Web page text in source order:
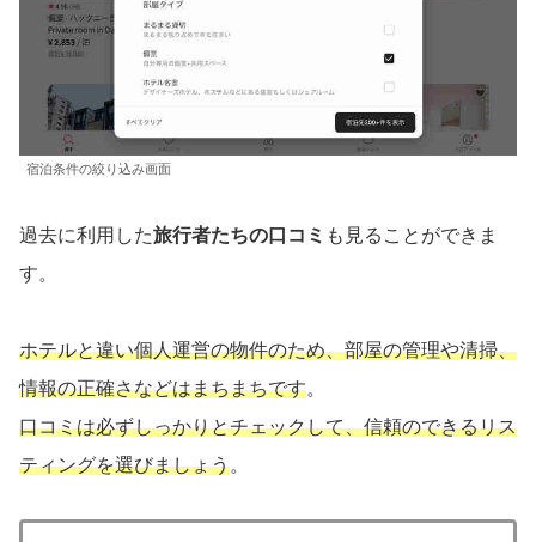
宿泊条件の絞り込み画面
過去に利用した旅行者たちの口コミ も見ることができま
す。
ホテルと違い個人運営の物件のため、部屋の管理や清掃、
情報の正確さなどはまちまちです。
口コミは必ずしっかりとチェックして、信頼のできるリス
ティングを選びましょう。